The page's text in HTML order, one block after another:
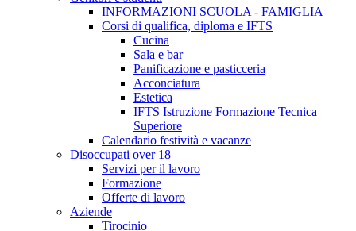
INFORMAZIONI SCUOLA - FAMIGLIA
Corsi di qualifica, diploma e IFTS
Cucina
Sala e bar
Panificazione e pasticceria
Acconciatura
Estetica
IFTS Istruzione Formazione Tecnica
Superiore
Calendario festività e vacanze
Disoccupati over 18
Servizi per il lavoro
Formazione
Offerte di lavoro
Aziende
Tirocinio